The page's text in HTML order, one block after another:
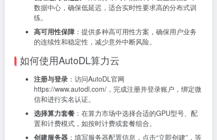
数据中心，确保低延迟，适合实时性要求高的分布式训
练。
高可用性保障 ：提供多种高可用性方案，确保用户业务
的连续性和稳定性，减少意外中断风险。
如何使用AutoDL算力云
注册与登录 ：访问AutoDL官网
https://www.autodl.com/，完成注册并登录账户，绑定微
信和进行实名认证。
选择算力套餐 ：在算力市场中选择合适的GPU型号、配
置和计费模式，如按时计费或套餐组合。
创建服务器 ：填写服务器配置信息，点击“立即创建”，等